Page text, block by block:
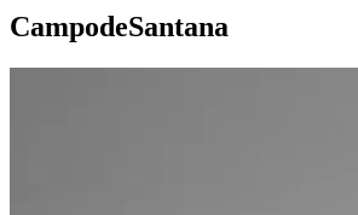
CampodeSantana